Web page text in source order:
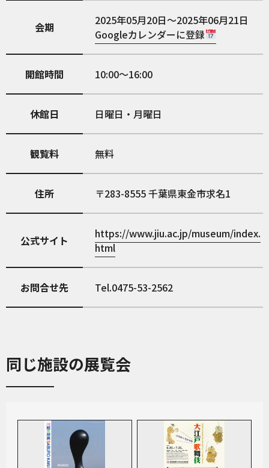
会期
2025年05月20日～2025年06月21日
Googleカレンダーに登録
開館時間 10:00～16:00
休館日 日曜日・月曜日
観覧料 無料
住所 283-8555千葉県東金市求名1
公式サイト
https://www.jiu.ac.jp/museum/index.
html
お問合せ先 Tel.0475-53-2562
同じ施設の展覧会